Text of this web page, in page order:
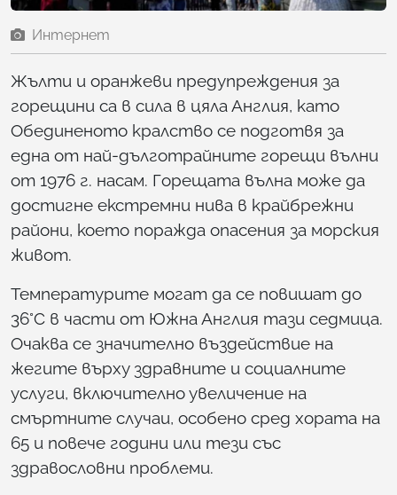
Интернет
Жълти и оранжеви предупреждения за
горещини са в сила в цяла Англия, като
Обединеното кралство се подготвя за
една от най-дълготрайните горещи вълни
от 1976 г. насам. Горещата вълна може да
достигне екстремни нива в крайбрежни
райони, което поражда опасения за морския
живот.
Температурите могат да се повишат до
36°C в части от Южна Англия тази седмица.
Очаква се значително въздействие на
жегите върху здравните и социалните
услуги, включително увеличение на
смъртните случаи, особено сред хората на
65 и повече години или тези със
здравословни проблеми.